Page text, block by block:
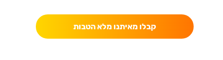
קבלו מאיתנו מלא הטבות